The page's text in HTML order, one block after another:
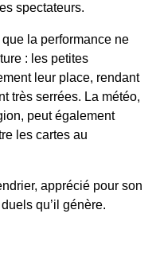
spectateurs.
la performance ne
: les petites
leur place, rendant
très serrées. La météo,
peut également
les cartes au
apprécié pour son
qu’il génère.